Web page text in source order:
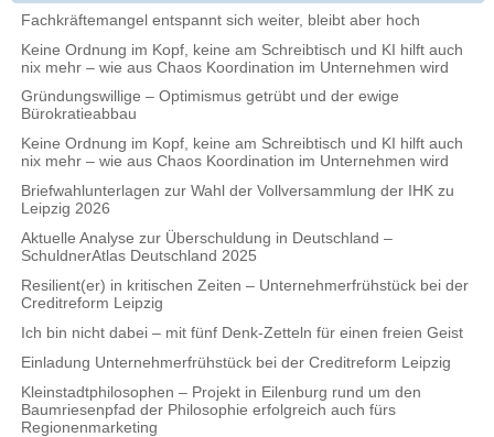
Fachkräftemangel entspannt sich weiter, bleibt aber hoch
Keine Ordnung im Kopf, keine am Schreibtisch und KI hilft auch
nix mehr – wie aus Chaos Koordination im Unternehmen wird
Gründungswillige – Optimismus getrübt und der ewige
Bürokratieabbau
Keine Ordnung im Kopf, keine am Schreibtisch und KI hilft auch
nix mehr – wie aus Chaos Koordination im Unternehmen wird
Briefwahlunterlagen zur Wahl der Vollversammlung der IHK zu
Leipzig 2026
Aktuelle Analyse zur Überschuldung in Deutschland –
SchuldnerAtlas Deutschland 2025
Resilient(er) in kritischen Zeiten – Unternehmerfrühstück bei der
Creditreform Leipzig
Ich bin nicht dabei – mit fünf Denk-Zetteln für einen freien Geist
Einladung Unternehmerfrühstück bei der Creditreform Leipzig
Kleinstadtphilosophen – Projekt in Eilenburg rund um den
Baumriesenpfad der Philosophie erfolgreich auch fürs
Regionenmarketing